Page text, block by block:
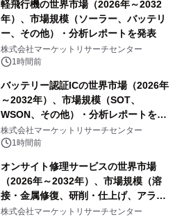
軽飛行機の世界市場（2026年～2032
年）、市場規模（ソーラー、バッテリ
ー、その他）・分析レポートを発表
株式会社マーケットリサーチセンター
1時間前
バッテリー認証ICの世界市場（2026年
～2032年）、市場規模（SOT、
WSON、その他）・分析レポートを発
表
株式会社マーケットリサーチセンター
1時間前
オンサイト修理サービスの世界市場
（2026年～2032年）、市場規模（溶
接・金属修復、研削・仕上げ、アライ
メント、その他）・分析レポートを発
株式会社マーケットリサーチセンター